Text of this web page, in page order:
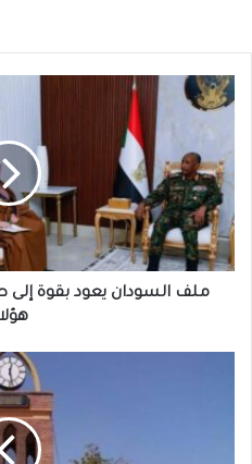
ملف
السودان
يعود
بقوة
إلى
طاولة
الكبار..
والبرهان
يلتقي
هؤلاءملف السودان يعود بقوة إلى